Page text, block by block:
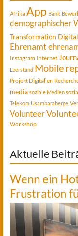
Afrika App Bank
demographischer
Transformation
Ehrenamt
Instagram Internet
Leerstand Mobile
Projekt Digitalien
media soziale Medien
Telekom Usambaraberge
Volunteer
Workshop
Aktuelle
Wenn ein
Frustration